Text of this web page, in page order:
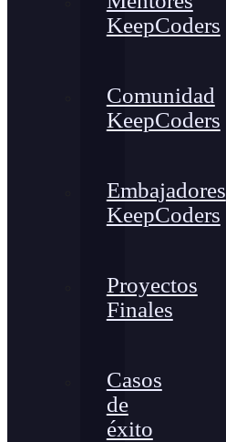
KeepCoders
Comunidad
KeepCoders
Embajadores
KeepCoders
Proyectos
Finales
Casos
de
éxito